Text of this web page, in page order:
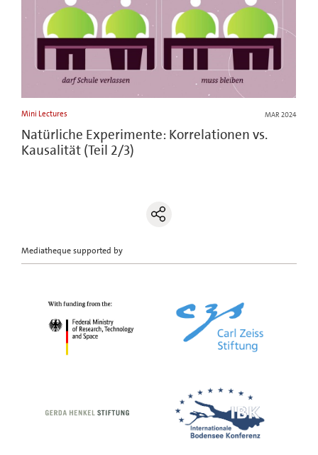
Mini Lectures MAR 2024
Natürliche Experimente: Korrelationen vs.
Kausalität (Teil 2/3)
Mediatheque supported by